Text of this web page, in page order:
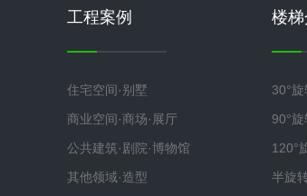
工程案例
住宅空间·别墅
商业空间·商场·展厅
公共建筑·剧院·博物馆
其他领域·造型
楼
30°
90°
120°
半旋